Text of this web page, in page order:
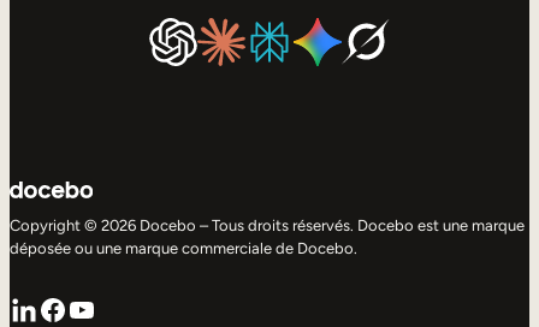
Copyright © 2026 Docebo – Tous droits réservés. Docebo est une marque
déposée ou une marque commerciale de Docebo.
LinkedIn
Facebook
YouTube